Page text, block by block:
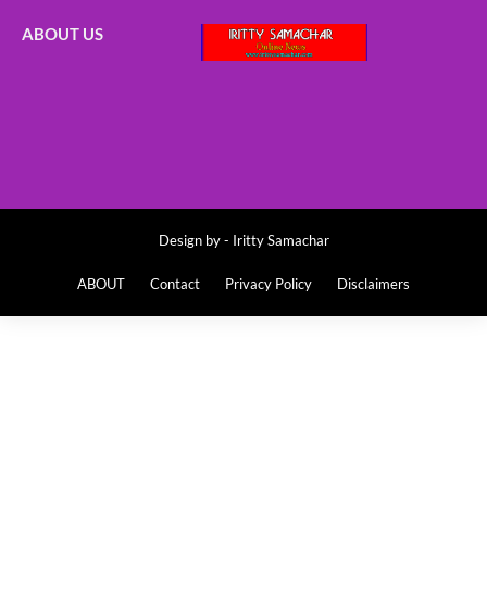
ABOUT US
Design by - Iritty Samachar
ABOUT Contact Privacy Policy Disclaimers